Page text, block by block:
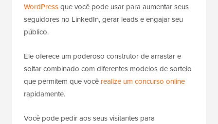
WordPressque você pode usar para aumentar seus
seguidores no LinkedIn, gerar leads e engajar seu
público.
Ele oferece um poderoso construtor de arrastar e
soltar combinado com diferentes modelos de sorteio
que permitem que você realize um concurso online
rapidamente.
Você pode pedir aos seus visitantes para